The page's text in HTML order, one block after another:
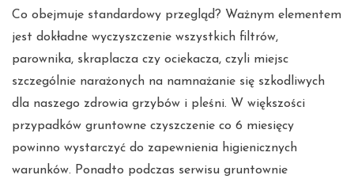
Co obejmuje standardowy przegląd? Ważnym elementem
jest dokładne wyczyszczenie wszystkich filtrów,
parownika, skraplacza czy ociekacza, czyli miejsc
szczególnie narażonych na namnażanie się szkodliwych
dla naszego zdrowia grzybów i pleśni. W większości
przypadków gruntowne czyszczenie co 6 miesięcy
powinno wystarczyć do zapewnienia higienicznych
warunków. Ponadto podczas serwisu gruntownie